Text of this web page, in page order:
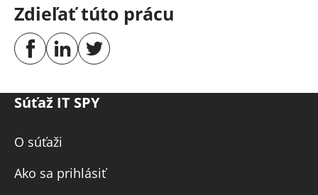
Zdieľať túto prácu
Súťaž IT SPY
O súťaži
Ako sa prihlásiť